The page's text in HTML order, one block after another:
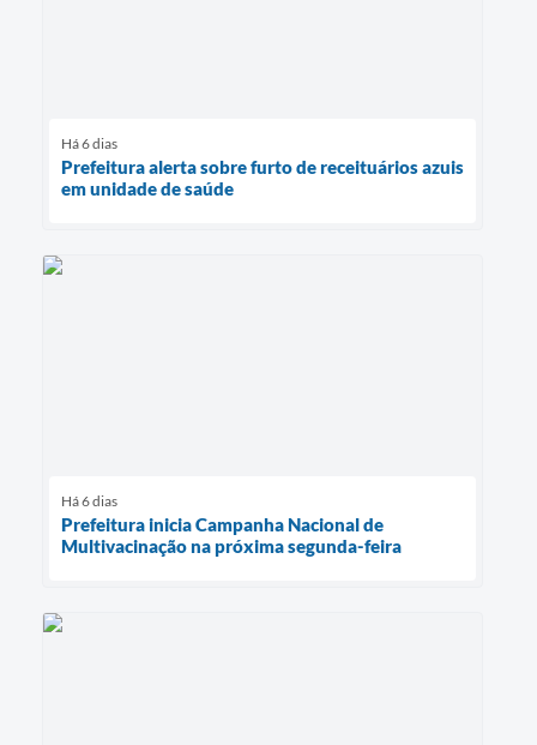
Há 6 dias
Prefeitura alerta sobre furto de receituários azuis
em unidade de saúde
Há 6 dias
Prefeitura inicia Campanha Nacional de
Multivacinação na próxima segunda-feira